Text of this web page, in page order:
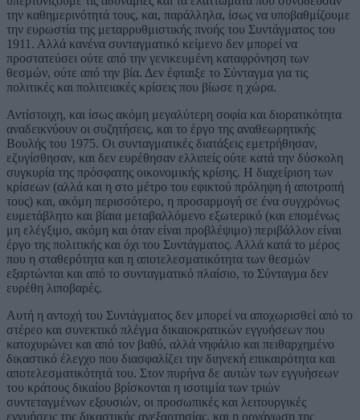
την καθημερινότητά τους, και, παράλληλα, ίσως να υποβαθμίζουμε
την ευρωστία της μεταρρυθμιστικής πνοής του Συντάγματος του
1911. Αλλά κανένα συνταγματικό κείμενο δεν μπορεί να
προστατεύσει ούτε από την γενικευμένη καταφρόνηση των
θεσμών, ούτε από την βία. Δεν έφταιξε το Σύνταγμα για τις
πολιτικές και πολιτειακές κρίσεις που βίωσε η χώρα.
Αντίστοιχη, και ίσως ακόμη μεγαλύτερη σοφία και διορατικότητα
αναδεικνύουν οι συζητήσεις, και το έργο της αναθεωρητικής
Βουλής του 1975. Οι συνταγματικές διατάξεις εμετρήθησαν,
εζυγίσθησαν, και δεν ευρέθησαν ελλιπείς ούτε κατά την δύσκολη
συγκυρία της πρόσφατης οικονομικής κρίσης. Η διαχείριση των
κρίσεων (αλλά και η στο μέτρο του εφικτού πρόληψη ή αποτροπή
τους) και, ακόμη περισσότερο, η προσαρμογή σε ένα συγχρόνως
ευμετάβλητο και βίαια μεταβαλλόμενο εξωτερικό (και επομένως
μη ελέγξιμο, ακόμη και όταν είναι προβλέψιμο) περιβάλλον είναι
έργο της πολιτικής και όχι του Συντάγματος. Αλλά κατά το μέρος
που η σταθερότητα και η αποτελεσματικότητα των θεσμών
εξαρτώνται και από το συνταγματικό πλαίσιο, το Σύνταγμα δεν
ευρέθη λιποβαρές.
Αυτή η αντοχή του Συντάγματος δεν μπορεί να αποχωρισθεί από το
στέρεο και συνεκτικό πλέγμα δικαιοκρατικών εγγυήσεων που
κατοχυρώνει και από τον βαθύ, αλλά νηφάλιο και πειθαρχημένο
δικαστικό έλεγχο που διασφαλίζει την διηνεκή επικαιρότητα και
αποτελεσματικότητά του. Στον πυρήνα δε αυτών των εγγυήσεων
του κράτους δικαίου βρίσκονται η ισοτιμία των τριών
συντεταγμένων εξουσιών, οι προσωπικές και λειτουργικές
εγγυήσεις της δικαστικής ανεξαρτησίας, και η οργάνωση της